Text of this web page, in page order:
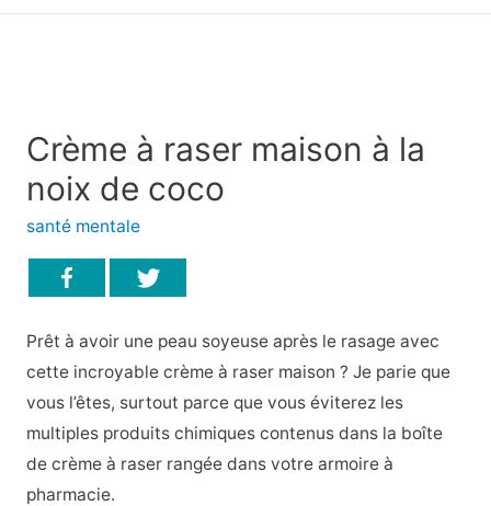
Crème à raser maison à la
noix de coco
santé mentale
Prêt à avoir une peau soyeuse après le rasage avec
cette incroyable crème à raser maison ? Je parie que
vous l’êtes, surtout parce que vous éviterez les
multiples produits chimiques contenus dans la boîte
de crème à raser rangée dans votre armoire à
pharmacie.